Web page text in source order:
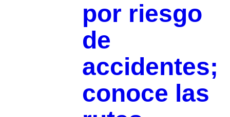
por riesgo
de
accidentes;
conoce las